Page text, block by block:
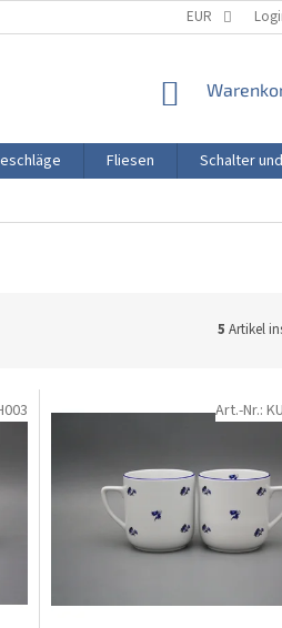
PORZELLANHERSTELLUNG
EUR
Fliesen Schalter
5 Artikel
Art.-Nr.: